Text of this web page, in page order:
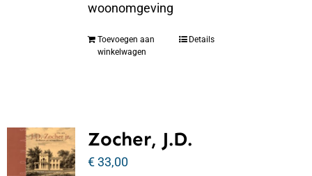
woonomgeving
Toevoegen aan
winkelwagen
Details
Zocher, J.D.
€33,00